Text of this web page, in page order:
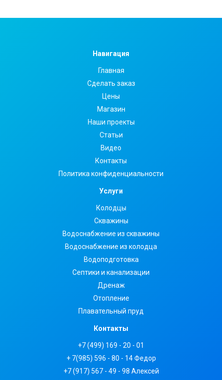
Навигация
Главная
Сделать заказ
Цены
Магазин
Наши проекты
Статьи
Видео
Контакты
Политика конфиденциальности
Услуги
Колодцы
Скважины
Водоснабжение из скважины
Водоснабжение из колодца
Водоподготовка
Септики и канализации
Дренаж
Отопление
Плавательный пруд
Контакты
+7 (499) 169 - 20 - 01
+ 7(985) 596 - 80 - 14 Федор
+7 (917) 567 - 49 - 98 Алексей